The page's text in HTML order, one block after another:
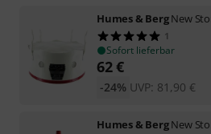
Humes & BergNew
1
Sofort lieferbar
62€
UVP: 81,90 €
-24%
Humes & BergNew